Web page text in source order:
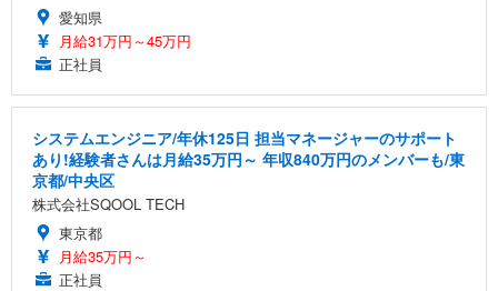
愛知県
月給31万円～45万円
正社員
システムエンジニア/年休125日 担当マネージャーのサポート
あり!経験者さんは月給35万円～ 年収840万円のメンバーも/東
京都/中央区
株式会社SQOOL TECH
東京都
月給35万円～
正社員